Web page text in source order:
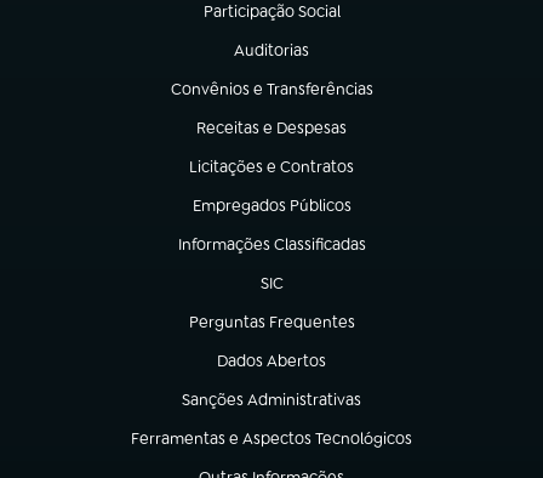
Participação Social
(abre em nova aba)
Auditorias
(abre em nova aba)
Convênios e Transferências
(abre em nova aba)
Receitas e Despesas
(abre em nova aba)
Licitações e Contratos
(abre em nova aba)
Empregados Públicos
(abre em nova aba)
Informações Classificadas
(abre em nova aba)
SIC
(abre em nova aba)
Perguntas Frequentes
(abre em nova aba)
Dados Abertos
(abre em nova aba)
Sanções Administrativas
(abre em nova aba)
Ferramentas e Aspectos Tecnológicos
(abre em nova aba)